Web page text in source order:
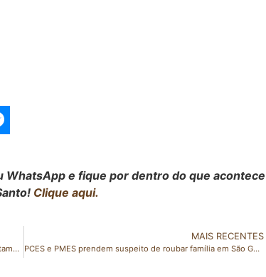
WhatsApp e fique por dentro do que
Clique aqui.
Espírito Santo participa de Operação Nacional de Enfrentamento à Exploração Sexual de Crianças e Adolescentes
MAIS RECENTES
PCES e PMES prendem suspeito de roubar família em São Gabriel da Palha